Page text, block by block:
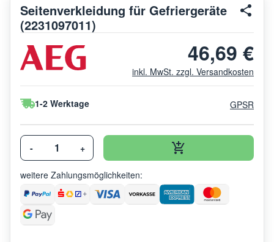
Seitenverkleidung für Gefriergeräte
(2231097011)
46,69 €
inkl. MwSt. zzgl. Versandkosten
1-2 Werktage GPSR
- +
weitere Zahlungsmöglichkeiten: